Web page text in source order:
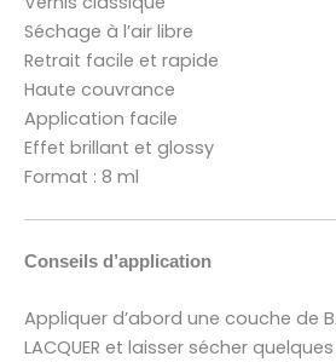
Séchage à l’air libre
Retrait facile et rapide
Haute couvrance
Application facile
Effet brillant et glossy
Format : 8 ml
Conseils d’application
Appliquer d’abord une couche de
LACQUER et laisser sécher